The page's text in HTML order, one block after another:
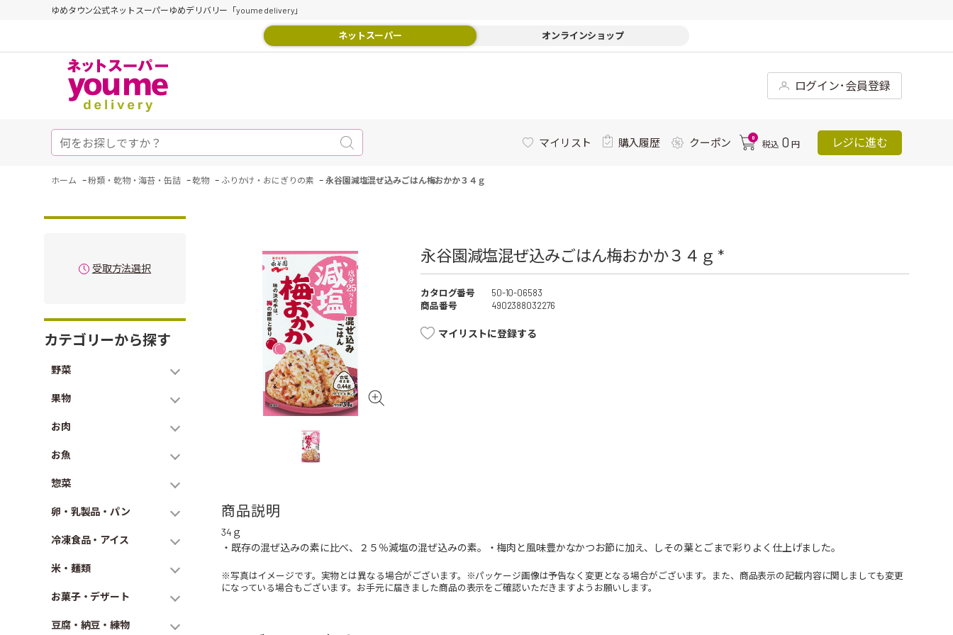
ゆめタウン公式ネットスーパーゆめデリバリー「youme delivery」
ネットスーパー オンラインショップ
ログイン･会員登録
マイリスト 購入履歴 クーポン 0
税込 0 円 レジに進む
ホーム -粉類・乾物・海苔・缶詰 -乾物 - ふりかけ・おにぎりの素 -永谷園減塩混ぜ込みごはん梅おかか３４ｇ
受取方法選択
カテゴリーから探す
野菜
果物
お肉
お魚
惣菜
卵・乳製品・パン
冷凍食品・アイス
米・麺類
お菓子・デザート
豆腐・納豆・練物
永谷園減塩混ぜ込みごはん梅おかか３４ｇ *
カタログ番号
50-10-06583
商品番号
4902388032276
マイリストに登録する
商品説明
34ｇ
・既存の混ぜ込みの素に比べ、２５％減塩の混ぜ込みの素。・梅肉と風味豊かなかつお節に加え、しその葉とごまで彩りよく仕上げました。
※写真はイメージです。実物とは異なる場合がございます。※パッケージ画像は予告なく変更となる場合がございます。また、商品表示の記載内容に関しましても変更
になっている場合もございます。お手元に届きました商品の表示をご確認いただきますようお願いします。